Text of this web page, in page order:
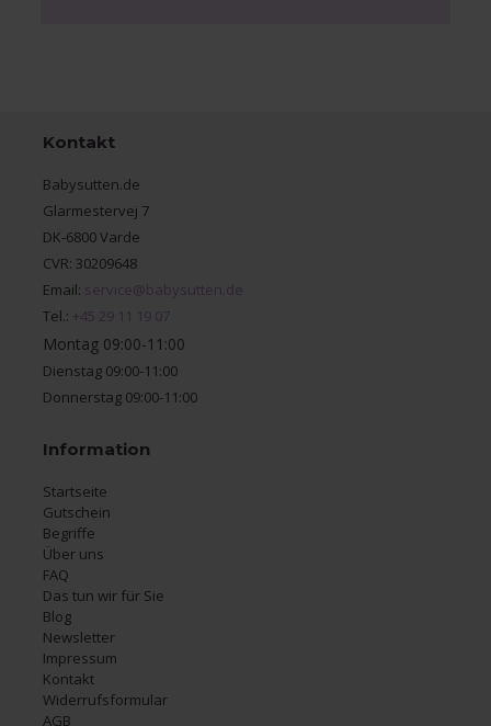
Kontakt
Babysutten.de
Glarmestervej 7
DK-6800 Varde
CVR: 30209648
Email: service@babysutten.de
Tel.: +45 29 11 19 07
Montag 09:00-11:00
Dienstag 09:00-11:00
Donnerstag 09:00-11:00
Information
Startseite
Gutschein
Begriffe
Über uns
FAQ
Das tun wir für Sie
Blog
Newsletter
Impressum
Kontakt
Widerrufsformular
AGB